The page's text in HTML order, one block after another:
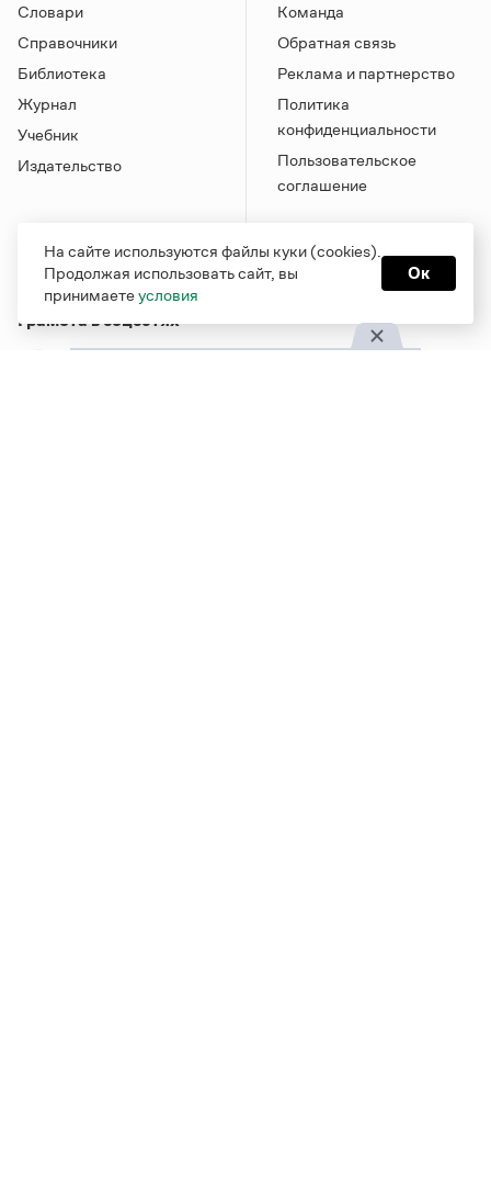
Словари
Справочники
Библиотека
Журнал
Учебник
Издательство
Команда
Обратная связь
Реклама и партнерство
Политика
конфиденциальности
Пользовательское
соглашение
Грамота в соцсетях
На сайте используются файлы куки (cookies).
Продолжая использовать сайт, вы
принимаетеусловия
Ок